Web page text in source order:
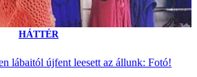
HÁTTÉR
lábaitól újfent leesett az állunk: Fotó!